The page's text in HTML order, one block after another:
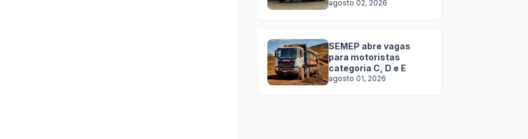
categoria C, D e E
agosto 02, 2026
SEMEP abre vagas
para motoristas
categoria C, D e E
agosto 01, 2026